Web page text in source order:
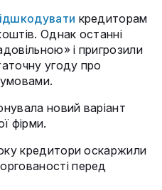
кредиторам
Однак останні
і пригрозили
угоду про
новий варіант
фірми.
кредитори оскаржили
перед